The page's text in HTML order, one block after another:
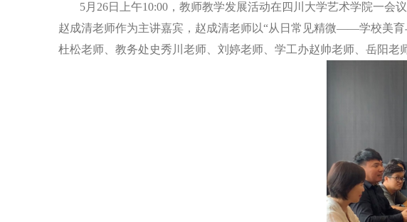
5月 26日上午10:00 ，教师教学发展活动在 四川大学艺术学院一会
赵成清老师作为主讲嘉宾，赵成清老师以“从日常见精微——学校美育
杜松老师、教务处史秀川老师、刘婷老师、学工办赵帅老师、岳阳老